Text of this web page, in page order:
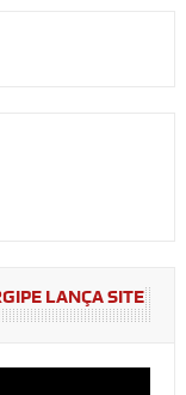
LANÇA SITE